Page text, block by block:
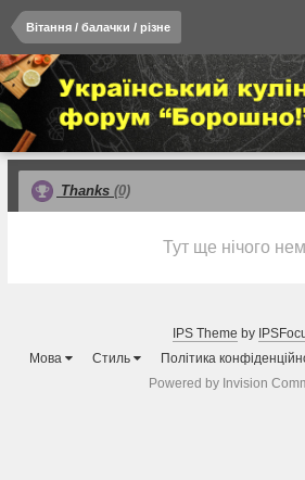
Вітання / балачки / різне
Thanks (0)
Тут ще нічого
IPS Theme by
Мова
Стиль Політика
Powered by Invision